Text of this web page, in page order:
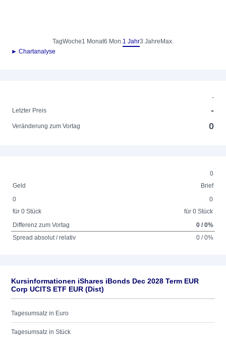
TagWoche1 Monat6 Mon.1 Jahr3 Jahre Max.
► Chartanalyse
-
Letzter Preis
-
Veränderung zum Vortag 0
0
Geld
Brief
0
für 0 Stück
0
für 0 Stück
Differenz zum Vortag
0 / 0%
Spread absolut / relativ
0 / 0%
Kursinformationen iShares iBonds Dec 2028 Term EUR
Corp UCITS ETF EUR (Dist)
Tagesumsatz in Euro
Tagesumsatz in Stück